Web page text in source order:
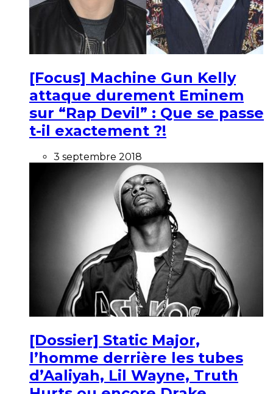
[Focus] Machine Gun Kelly
attaque durement Eminem
sur “Rap Devil” : Que se passe
t-il exactement ?!
3 septembre 2018
[Dossier] Static Major,
l’homme derrière les tubes
d’Aaliyah, Lil Wayne, Truth